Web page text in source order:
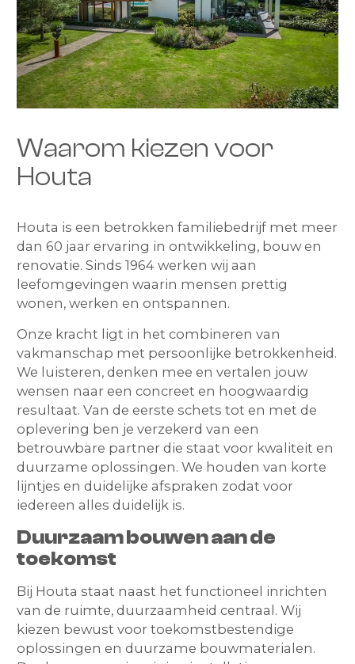
Waarom kiezen voor
Houta
Houta is een betrokken familiebedrijf met meer
dan 60 jaar ervaring in ontwikkeling, bouw en
renovatie. Sinds 1964 werken wij aan
leefomgevingen waarin mensen prettig
wonen, werken en ontspannen.
Onze kracht ligt in het combineren van
vakmanschap met persoonlijke betrokkenheid.
We luisteren, denken mee en vertalen jouw
wensen naar een concreet en hoogwaardig
resultaat. Van de eerste schets tot en met de
oplevering ben je verzekerd van een
betrouwbare partner die staat voor kwaliteit en
duurzame oplossingen. We houden van korte
lijntjes en duidelijke afspraken zodat voor
iedereen alles duidelijk is.
Duurzaam bouwen aan de
toekomst
Bij Houta staat naast het functioneel inrichten
van de ruimte, duurzaamheid centraal. Wij
kiezen bewust voor toekomstbestendige
oplossingen en duurzame bouwmaterialen.